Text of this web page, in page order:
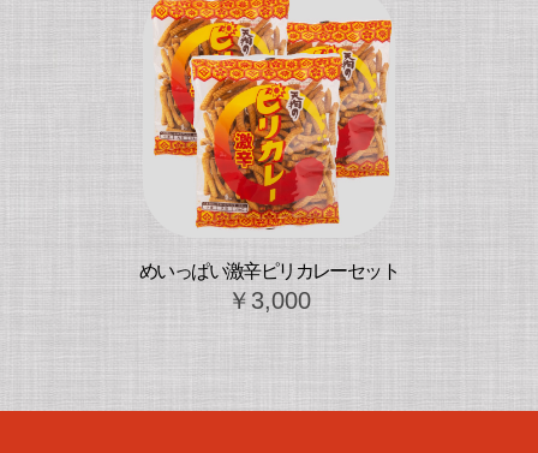
めいっぱい激辛ピリカレーセット
￥3,000